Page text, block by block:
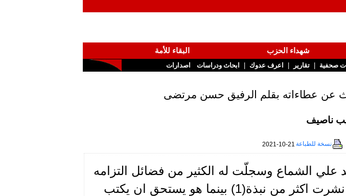
شهداء الحزب
البقاء للأمة
صحفية | تقارير | اعرف عدوك | ابحاث ودراسات اصدارات
عن عطاءاته بقلم الرفيق حسن مرتضى
ناصيف
نسخة للطباعة 2021-10-21
الشماع وسجلّت له الكثير من فضائل التزامه
القومي الاجتماعي، عنه نشرت اكثر من نبذة(1) بينما هو يستحق ان يكتب